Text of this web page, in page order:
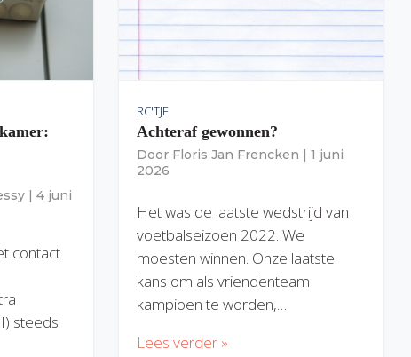
| 4 juni
contact
steeds
RC'TJE
Achteraf gewonnen?
Door Floris Jan Frencken | 1 juni
2026
Het was de laatste wedstrijd van
voetbalseizoen 2022. We
moesten winnen. Onze laatste
kans om als vriendenteam
kampioen te worden,…
Lees verder »